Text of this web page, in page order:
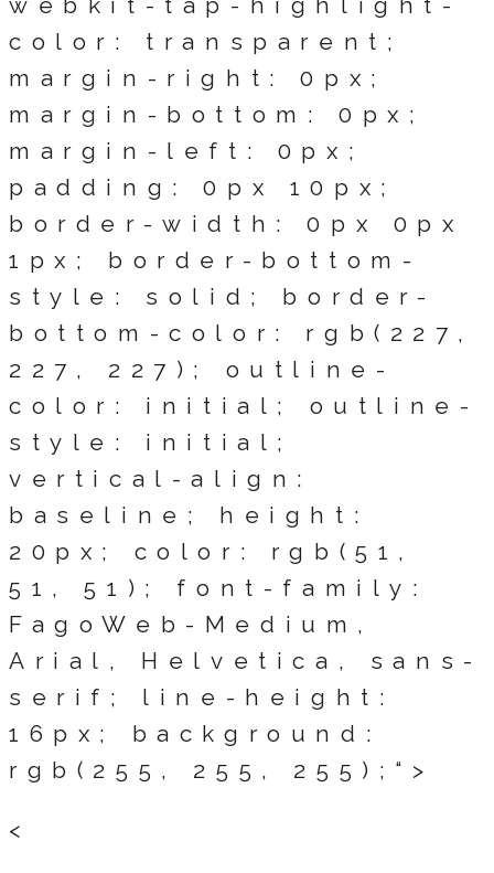
color: transparent;
margin-right: 0px;
margin-bottom: 0px;
margin-left: 0px;
padding: 0px 10px;
border-width: 0px 0px
1px; border-bottom-
style: solid; border-
bottom-color: rgb(227,
227, 227); outline-
color: initial; outline-
style: initial;
vertical-align:
baseline; height:
20px; color: rgb(51,
51, 51); font-family:
FagoWeb-Medium,
Arial, Helvetica, sans-
serif; line-height:
16px; background:
rgb(255, 255, 255);“>
<